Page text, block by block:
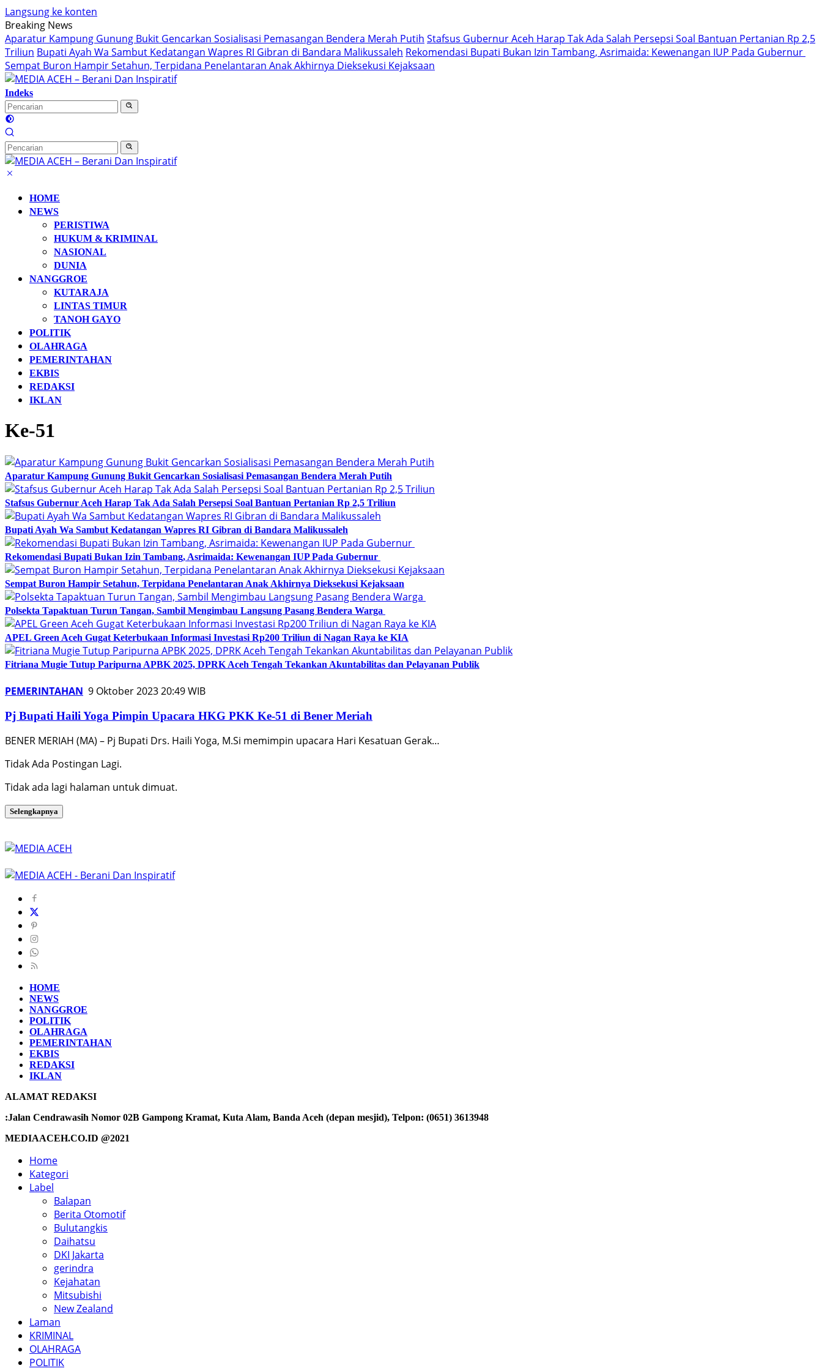
Langsung ke konten
Breaking News
Aparatur Kampung Gunung Bukit Gencarkan Sosialisasi Pemasangan Bendera Merah Putih Stafsus Gubernur Aceh Harap Tak Ada Salah Persepsi Soal Bantuan Pertanian Rp 2,5
Triliun Bupati Ayah Wa Sambut Kedatangan Wapres RI Gibran di Bandara Malikussaleh Rekomendasi Bupati Bukan Izin Tambang, Asrimaida: Kewenangan IUP Pada Gubernur
Sempat Buron Hampir Setahun, Terpidana Penelantaran Anak Akhirnya Dieksekusi Kejaksaan
Indeks
HOME
NEWS
PERISTIWA
HUKUM & KRIMINAL
NASIONAL
DUNIA
NANGGROE
KUTARAJA
LINTAS TIMUR
TANOH GAYO
POLITIK
OLAHRAGA
PEMERINTAHAN
EKBIS
REDAKSI
IKLAN
Ke-51
Aparatur Kampung Gunung Bukit Gencarkan Sosialisasi Pemasangan Bendera Merah Putih
Stafsus Gubernur Aceh Harap Tak Ada Salah Persepsi Soal Bantuan Pertanian Rp 2,5 Triliun
Bupati Ayah Wa Sambut Kedatangan Wapres RI Gibran di Bandara Malikussaleh
Rekomendasi Bupati Bukan Izin Tambang, Asrimaida: Kewenangan IUP Pada Gubernur
Sempat Buron Hampir Setahun, Terpidana Penelantaran Anak Akhirnya Dieksekusi Kejaksaan
Polsekta Tapaktuan Turun Tangan, Sambil Mengimbau Langsung Pasang Bendera Warga
APEL Green Aceh Gugat Keterbukaan Informasi Investasi Rp200 Triliun di Nagan Raya ke KIA
Fitriana Mugie Tutup Paripurna APBK 2025, DPRK Aceh Tengah Tekankan Akuntabilitas dan Pelayanan Publik
PEMERINTAHAN 9 Oktober 2023 20:49 WIB
Pj Bupati Haili Yoga Pimpin Upacara HKG PKK Ke-51 di Bener Meriah
BENER MERIAH (MA) – Pj Bupati Drs. Haili Yoga, M.Si memimpin upacara Hari Kesatuan Gerak…
Tidak Ada Postingan Lagi.
Tidak ada lagi halaman untuk dimuat.
Selengkapnya
HOME
NEWS
NANGGROE
POLITIK
OLAHRAGA
PEMERINTAHAN
EKBIS
REDAKSI
IKLAN
ALAMAT REDAKSI
:Jalan Cendrawasih Nomor 02B Gampong Kramat, Kuta Alam, Banda Aceh (depan mesjid), Telpon: (0651) 3613948
MEDIAACEH.CO.ID @2021
Home
Kategori
Label
Balapan
Berita Otomotif
Bulutangkis
Daihatsu
DKI Jakarta
gerindra
Kejahatan
Mitsubishi
New Zealand
Laman
KRIMINAL
OLAHRAGA
POLITIK